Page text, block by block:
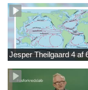
Jesper Theilgaard 4 af